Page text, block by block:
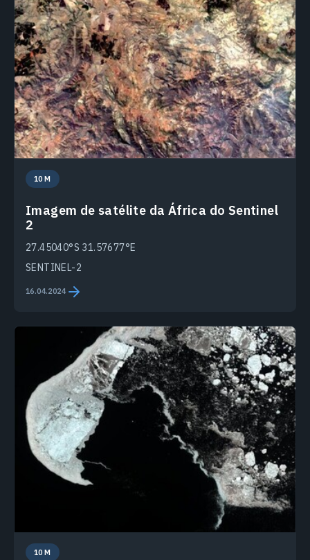
10 M
Imagem de satélite da África do Sentinel
2
27.45040°S 31.57677°E
SENTINEL-2
16.04.2024
10 M